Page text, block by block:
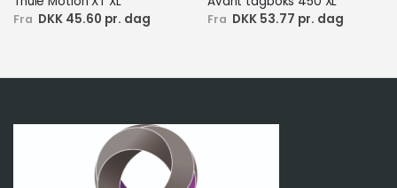
Fra DKK 45.60 pr. dag Fra DKK 53.77 pr. dag